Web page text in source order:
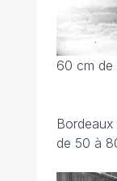
60 cm de
de 50 à